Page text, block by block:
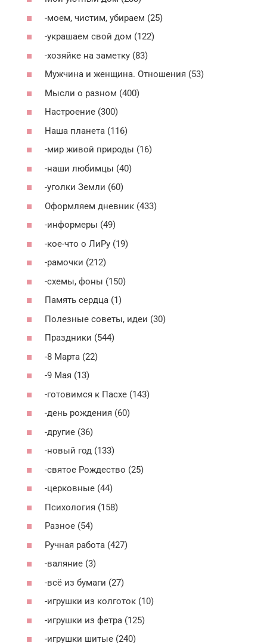
-моем, чистим, убираем (25)
-украшаем свой дом (122)
-хозяйке на заметку (83)
Мужчина и женщина. Отношения (53)
Мысли о разном (400)
Настроение (300)
Наша планета (116)
-мир живой природы (16)
-наши любимцы (40)
-уголки Земли (60)
Оформляем дневник (433)
-информеры (49)
-кое-что о ЛиРу (19)
-рамочки (212)
-схемы, фоны (150)
Память сердца (1)
Полезные советы, идеи (30)
Праздники (544)
-8 Марта (22)
-9 Мая (13)
-готовимся к Пасхе (143)
-день рождения (60)
-другие (36)
-новый год (133)
-святое Рождество (25)
-церковные (44)
Психология (158)
Разное (54)
Ручная работа (427)
-валяние (3)
-всё из бумаги (27)
-игрушки из колготок (10)
-игрушки из фетра (125)
-игрушки шитые (240)